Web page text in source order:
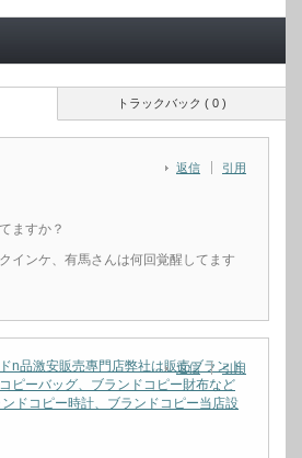
トラックバック ( 0 )
返信 引用
ますか？
インケ、有馬さんは何回覚醒してます
n品激安販売專門店弊社は販売ブランド
ピーバッグ、ブランドコピー財布など
ドコピー時計、ブランドコピー当店設
返信 引用